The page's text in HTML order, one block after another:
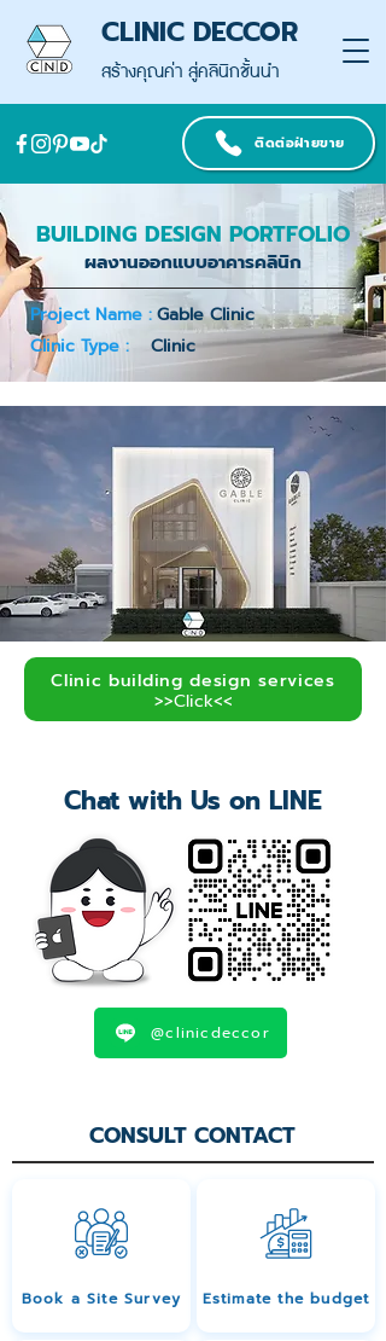
สร้างคุณค่า สู่คลินิกชั้นนำ
CLINIC DECCOR
ติดต่อฝ่ายขาย
BUILDING DESIGN PORTFOLIO
ผลงานออกแบบอาคารคลินิก
Project Name :Gable Clinic
Clinic Type :
Clinic
Clinic building design services
>>Click<<
Chat with Us on LINE
@clinicdeccor
CONSULT CONTACT
Book a Site Survey Estimate the budget